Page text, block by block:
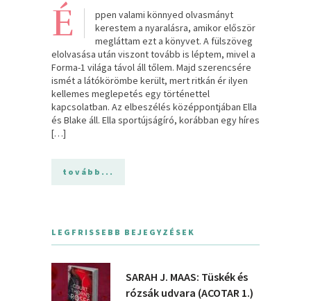
É
ppen valami könnyed olvasmányt
kerestem a nyaralásra, amikor először
megláttam ezt a könyvet. A fülszöveg
elolvasása után viszont tovább is léptem, mivel a
Forma-1 világa távol áll tőlem. Majd szerencsére
ismét a látókörömbe került, mert ritkán ér ilyen
kellemes meglepetés egy történettel
kapcsolatban. Az elbeszélés középpontjában Ella
és Blake áll. Ella sportújságíró, korábban egy híres
[…]
tovább...
LEGFRISSEBB BEJEGYZÉSEK
SARAH J. MAAS: Tüskék és
rózsák udvara (ACOTAR 1.)